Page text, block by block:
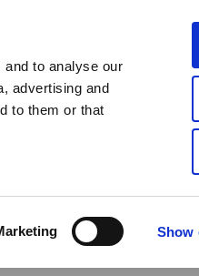
to analyse our
advertising and
to them or that
Show
Restaurangkläder
30cm